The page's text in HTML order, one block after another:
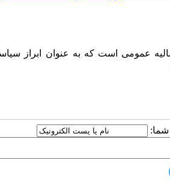
عمومی است که به عنوان ابراز
شما: